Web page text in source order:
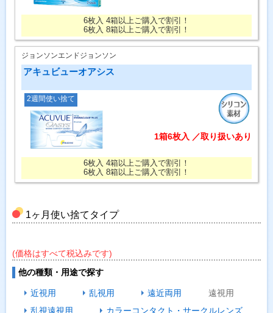
6枚入 4箱以上ご購入で割引！
6枚入 8箱以上ご購入で割引！
ジョンソンエンドジョンソン
アキュビューオアシス
2週間使い捨て
1箱6枚入 ／取り扱いあり
6枚入 4箱以上ご購入で割引！
6枚入 8箱以上ご購入で割引！
1ヶ月使い捨てタイプ
(価格はすべて税込みです)
他の種類・用途で探す
近視用 乱視用 遠近両用
遠視用
乱視遠視用
カラーコンタクト・サークルレンズ